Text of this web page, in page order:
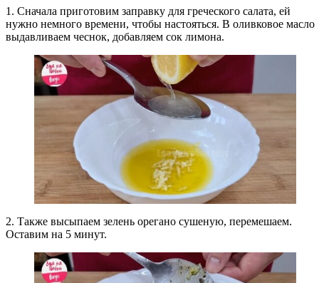
1. Сначала приготовим заправку для греческого салата, ей
нужно немного времени, чтобы настояться. В оливковое масло
выдавливаем чеснок, добавляем сок лимона.
2. Также высыпаем зелень орегано сушеную, перемешаем.
Оставим на 5 минут.